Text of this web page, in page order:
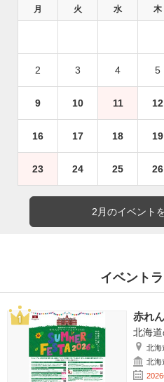
月 火 水 木
2 3 4 5
9 10 11 12
16 17 18 19
23 24 25 26
2月のイベント
イベント
赤れ
北海
北海
北海